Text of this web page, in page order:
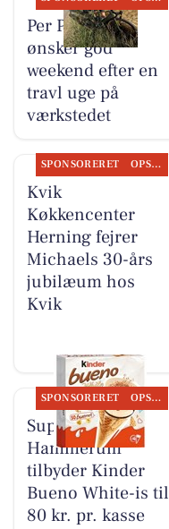
Per P. Cykler
ønsker god
weekend efter en
travl uge på
værkstedet
SPONSORERET OPSLAGSTAVLEN
Kvik
Køkkencenter
Herning fejrer
Michaels 30-års
jubilæum hos
Kvik
SPONSORERET OPSLAGSTAVLEN
SuperBrugsen
Hammerum
tilbyder Kinder
Bueno White-is til
80 kr. pr. kasse